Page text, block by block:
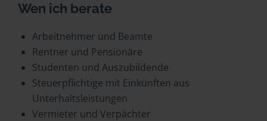
Wen ich berate
Arbeitnehmer und Beamte
Rentner und Pensionäre
Studenten und Auszubildende
Steuerpflichtige mit Einkünften aus
Unterhaltsleistungen
Vermieter und Verpächter